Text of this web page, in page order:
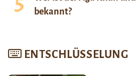
bekannt?
ENTSCHLÜSSELUNG